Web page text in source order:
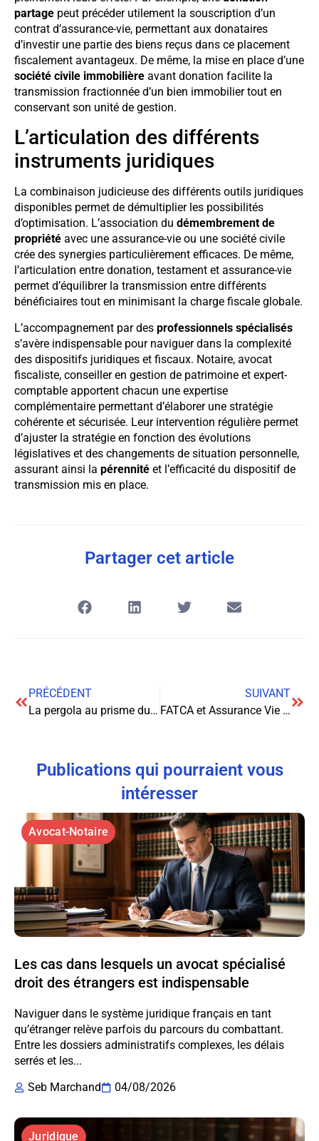
partage peut précéder utilement la souscription d’un
contrat d’assurance-vie, permettant aux donataires
d’investir une partie des biens reçus dans ce placement
fiscalement avantageux. De même, la mise en place d’une
société civile immobilière avant donation facilite la
transmission fractionnée d’un bien immobilier tout en
conservant son unité de gestion.
L’articulation des différents
instruments juridiques
La combinaison judicieuse des différents outils juridiques
disponibles permet de démultiplier les possibilités
d’optimisation. L’association du démembrement de
propriété avec une assurance-vie ou une société civile
crée des synergies particulièrement efficaces. De même,
l’articulation entre donation, testament et assurance-vie
permet d’équilibrer la transmission entre différents
bénéficiaires tout en minimisant la charge fiscale globale.
L’accompagnement par des professionnels spécialisés
s’avère indispensable pour naviguer dans la complexité
des dispositifs juridiques et fiscaux. Notaire, avocat
fiscaliste, conseiller en gestion de patrimoine et expert-
comptable apportent chacun une expertise
complémentaire permettant d’élaborer une stratégie
cohérente et sécurisée. Leur intervention régulière permet
d’ajuster la stratégie en fonction des évolutions
législatives et des changements de situation personnelle,
assurant ainsi la pérennité et l’efficacité du dispositif de
transmission mis en place.
Partager cet article
PRÉCÉDENT
La pergola au prisme du contentieux de la responsabilité contractuelle
SUIVANT
FATCA et Assurance Vie : Naviguer dans le Labyrinthe des Obligations Déclaratives Internationales
Publications qui pourraient vous
intéresser
Avocat-Notaire
Les cas dans lesquels un avocat spécialisé
droit des étrangers est indispensable
Naviguer dans le système juridique français en tant
qu’étranger relève parfois du parcours du combattant.
Entre les dossiers administratifs complexes, les délais
serrés et les...
Seb Marchand
04/08/2026
Juridique